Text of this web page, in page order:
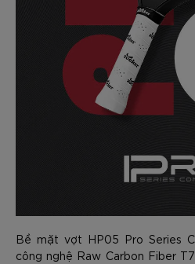
Bề mặt vợt HP05 Pro Series
công nghệ Raw Carbon Fiber